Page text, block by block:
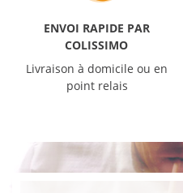
ENVOI RAPIDE PAR
COLISSIMO
Livraison à domicile ou en
point relais